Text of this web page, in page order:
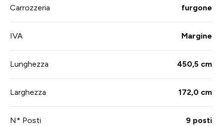
Carrozzeria furgone
IVA Margine
Lunghezza 450,5 cm
Larghezza 172,0 cm
N* Posti 9 posti